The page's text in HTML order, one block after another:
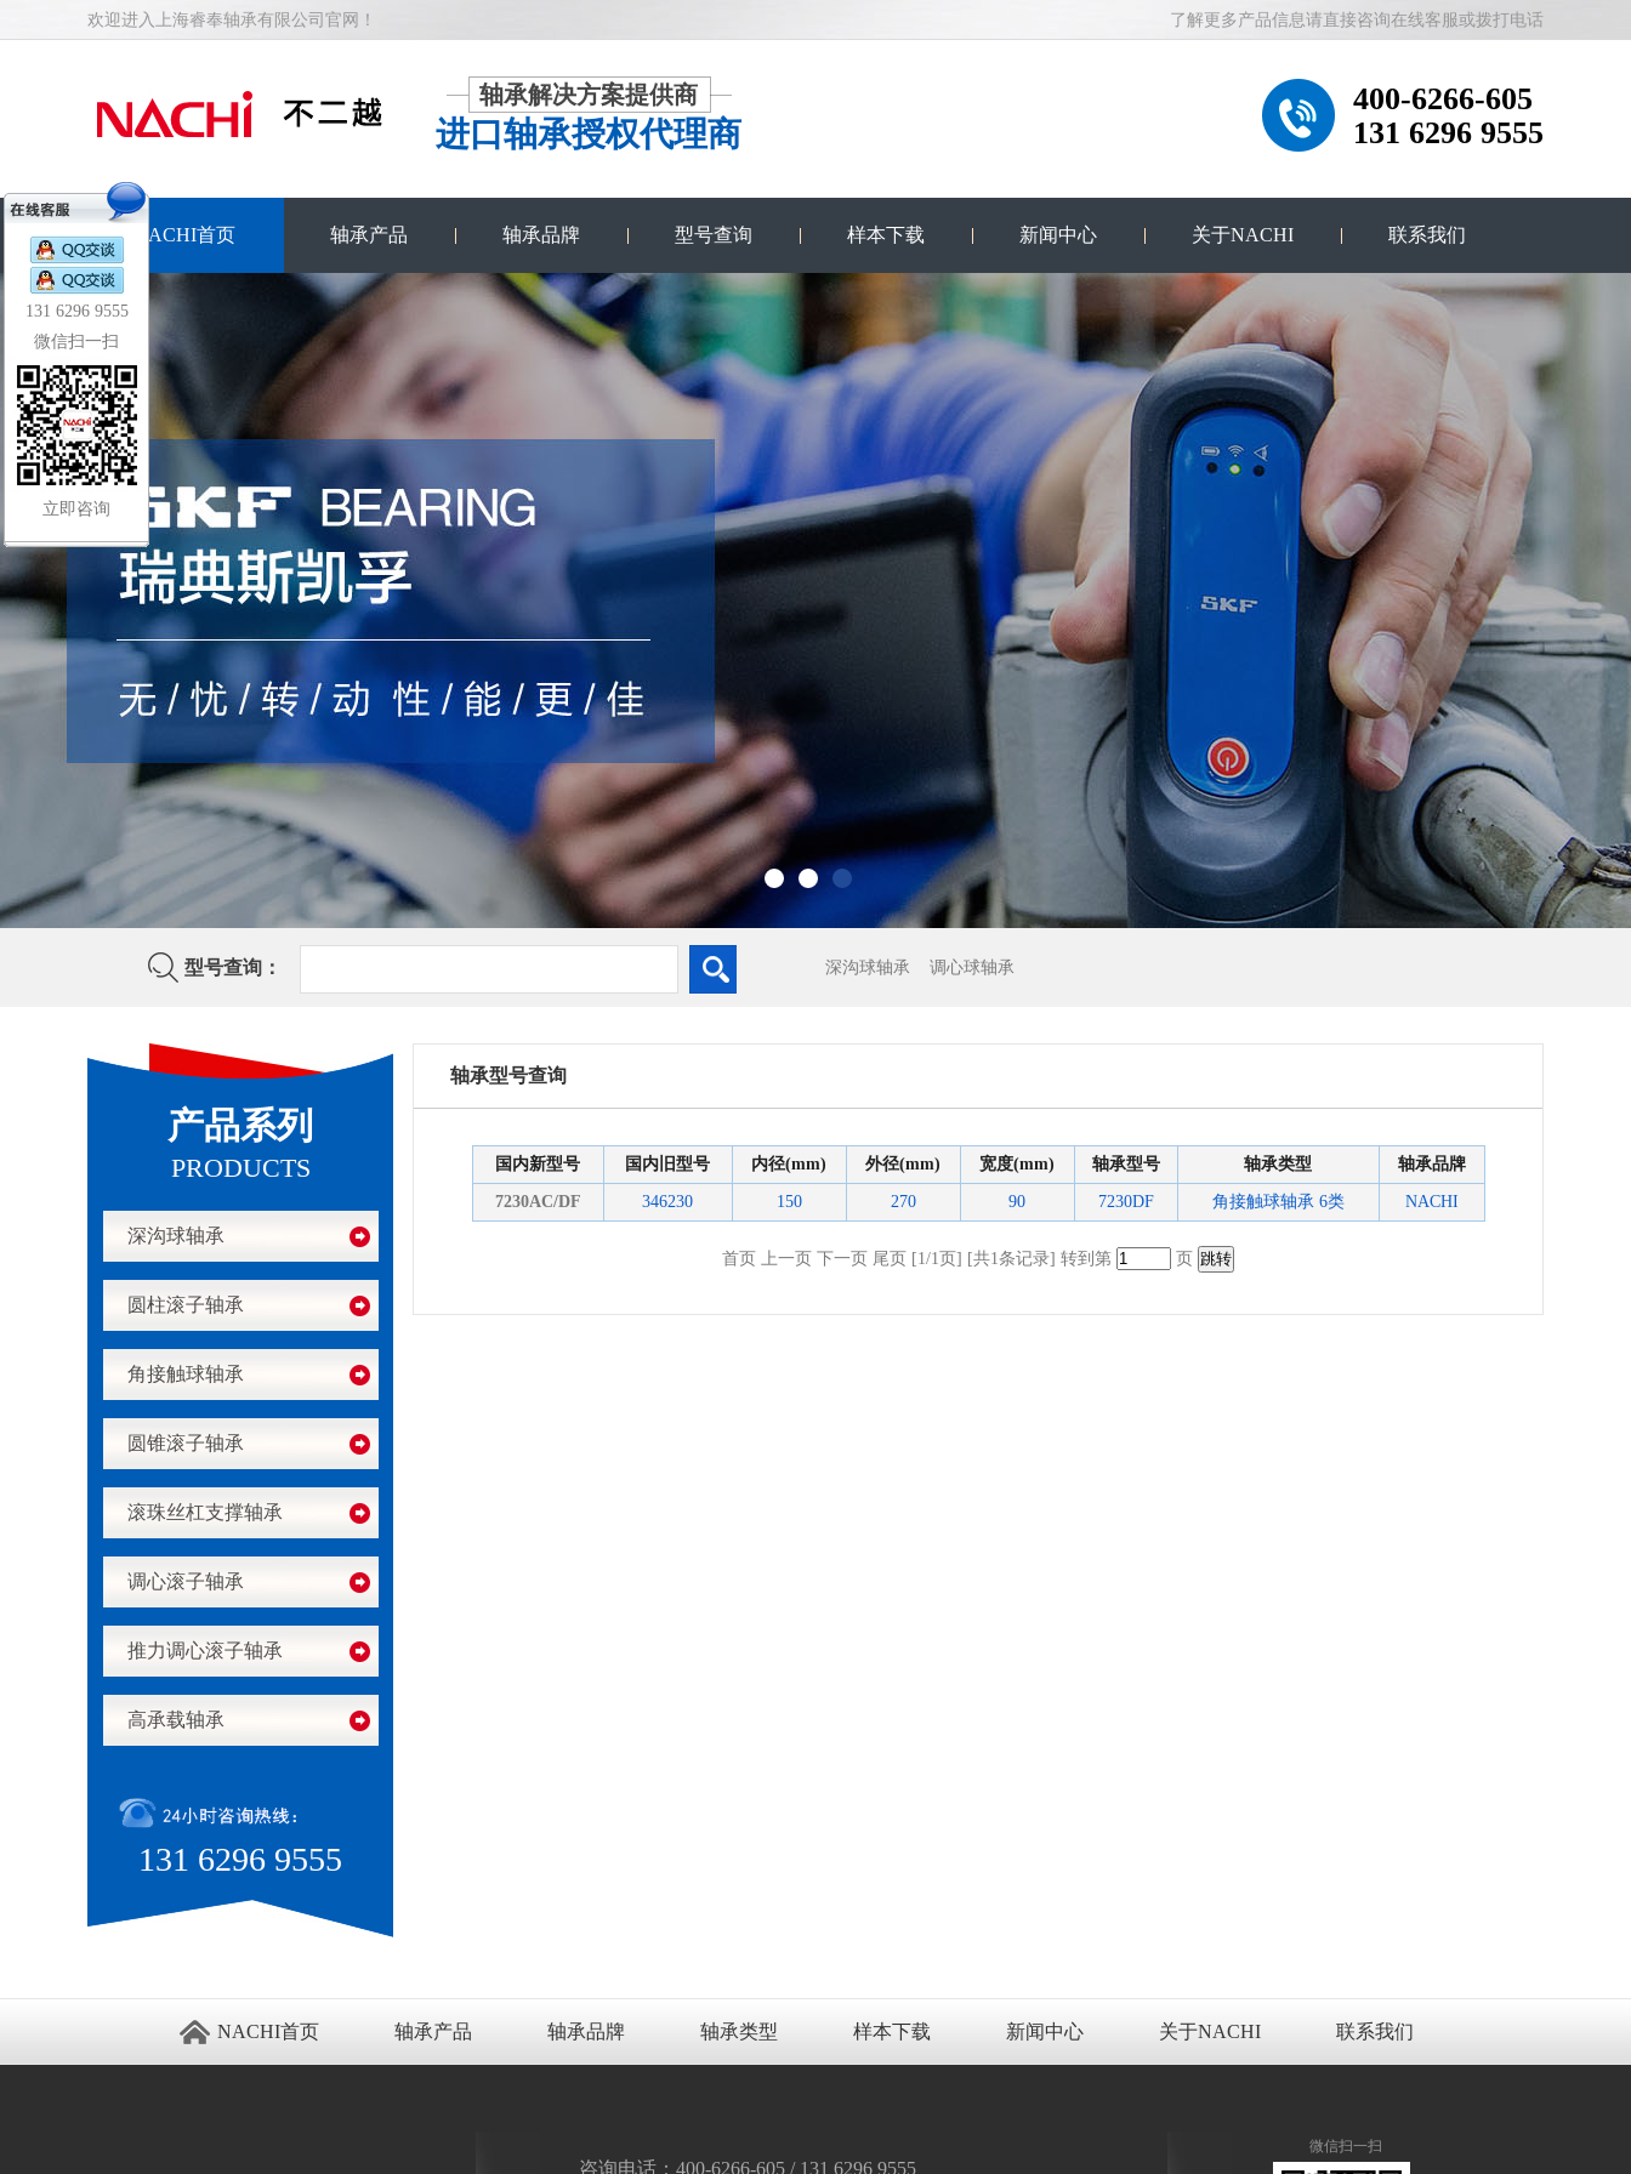
欢迎进入上海睿奉轴承有限公司官网！ 了解更多产品信息请直接咨询在线客服或拨打电话
轴承解决方案提供商
进口轴承授权代理商
400-6266-605
131 6296 9555
NACHI首页 轴承产品 轴承品牌 型号查询 样本下载 新闻中心 关于NACHI 联系我们
型号查询： 深沟球轴承 调心球轴承
产品系列
PRODUCTS
深沟球轴承
圆柱滚子轴承
角接触球轴承
圆锥滚子轴承
滚珠丝杠支撑轴承
调心滚子轴承
推力调心滚子轴承
高承载轴承
131 6296 9555
轴承型号查询
国内新型号 国内旧型号 内径(mm) 外径(mm) 宽度(mm) 轴承型号 轴承类型 轴承品牌
7230AC/DF 346230 150 270 90 7230DF 角接触球轴承 6类 NACHI
首页 上一页 下一页 尾页 [1/1页] [共1条记录] 转到第 页
NACHI首页 轴承产品 轴承品牌 轴承类型 样本下载 新闻中心 关于NACHI 联系我们
咨询电话：400-6266-605 / 131 6296 9555
微信扫一扫
131 6296 9555
微信扫一扫
立即咨询